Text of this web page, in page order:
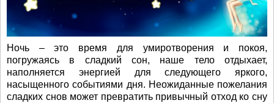
Ночь – это время для умиротворения и покоя,
погружаясь в сладкий сон, наше тело отдыхает,
наполняется энергией для следующего яркого,
насыщенного событиями дня. Неожиданные пожелания
сладких снов может превратить привычный отход ко сну